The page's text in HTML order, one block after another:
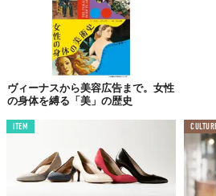
彼女は、一度に200個のフラフープを回
こともある人物。この他にもパフォー
ソマリア人の父とオーストラリア人の
はオーストラリア、パプアニューギニ
ヴィーナスから美容広告まで。女性
の身体を縛る「美」の歴史
ITEM